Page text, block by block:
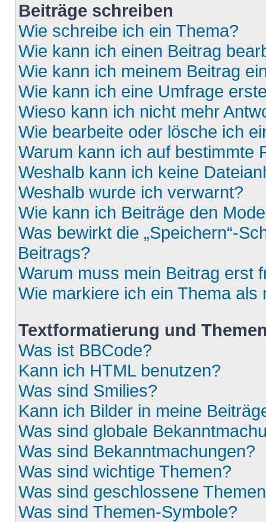
Beiträge schreiben
Wie schreibe ich ein Thema?
Wie kann ich einen Beitrag
Wie kann ich meinem Beitrag
Wie kann ich eine Umfrage
Wieso kann ich nicht mehr
Wie bearbeite oder lösche ich
Warum kann ich auf bestimmte
Weshalb kann ich keine
Weshalb wurde ich verwarnt?
Wie kann ich Beiträge den
Was bewirkt die „Speichern“-
Beitrags?
Warum muss mein Beitrag erst
Wie markiere ich ein Thema als
Textformatierung und
Was ist BBCode?
Kann ich HTML benutzen?
Was sind Smilies?
Kann ich Bilder in meine
Was sind globale
Was sind Bekanntmachungen?
Was sind wichtige Themen?
Was sind geschlossene
Was sind Themen-Symbole?